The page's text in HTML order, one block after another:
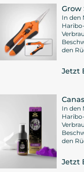
Grow
In den
den
Jetzt
In den
den
Jetzt